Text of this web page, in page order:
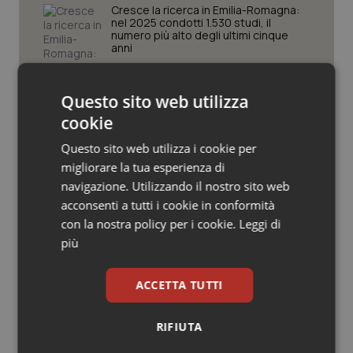
Veneto
Oncoematologia
Psoriasi & pelle
Quotidiano Cardiologia
Quotidiano Chirurgia
Quotidiano Oncologia
Quotidiano Pediatria
Rene & patologie urogenitali
Cresce la ricerca in Emilia-Romagna:
nel 2025 condotti 1.530 studi, il
numero più alto degli ultimi cinque
anni
Puglia. Unità di crisi sanitaria al lavoro,
Decaro accelera su 118, liste d’attesa
e conti
Medicina generale. Stefani: “+20%
Questo sito web utilizza
cookie
Questo sito web utilizza i cookie per
migliorare la tua esperienza di
navigazione. Utilizzando il nostro sito web
acconsenti a tutti i cookie in conformità
con la nostra policy per i cookie. Leggi di
più
ACCETTA TUTTI
RIFIUTA